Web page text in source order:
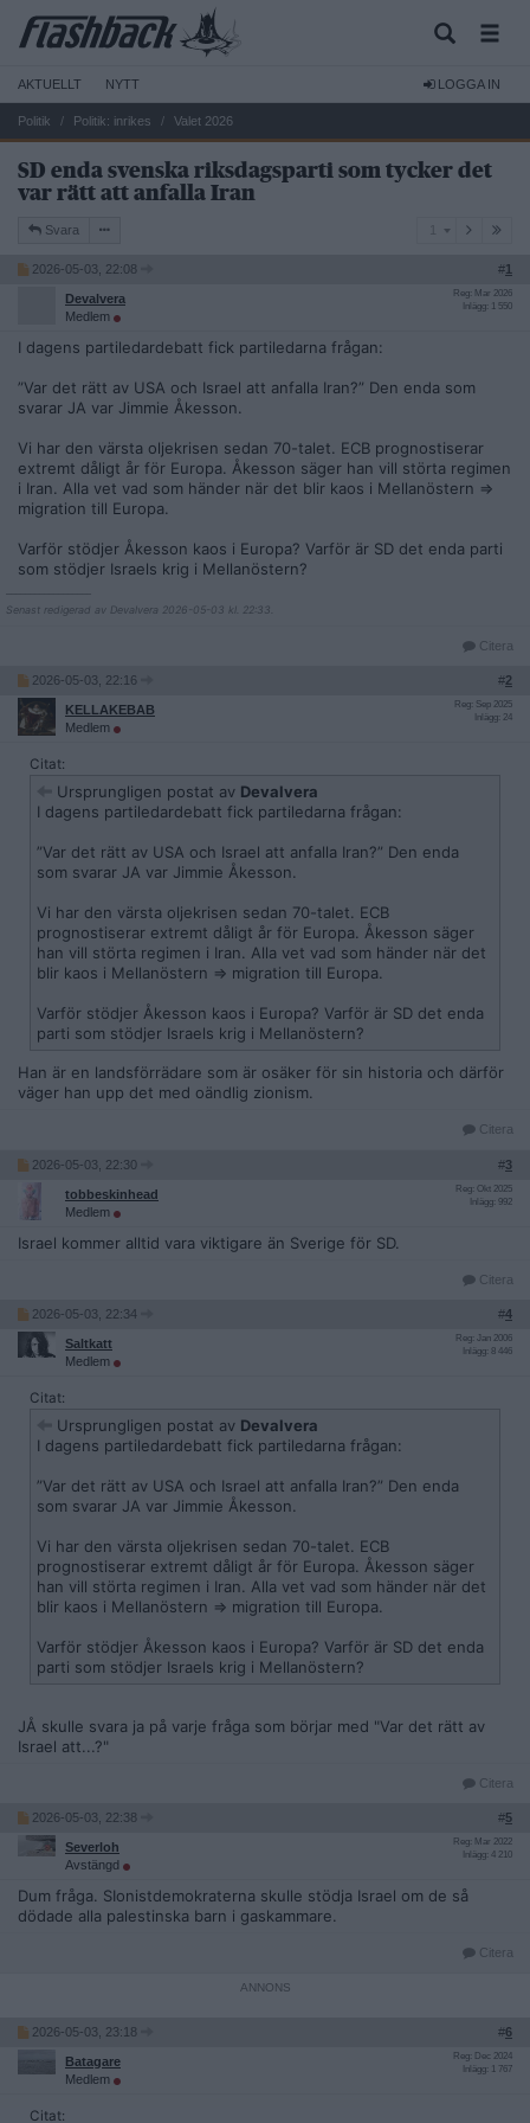
AKTUELLT NYTT LOGGA IN
Politik Politik: inrikes Valet 2026
SD enda svenska riksdagsparti som tycker det
var rätt att anfalla Iran
Svara
2026-05-03, 22:08 #1
Devalvera
Medlem
Reg: Mar 2026
Inlägg: 1 550
I dagens partiledardebatt fick partiledarna frågan:
”Var det rätt av USA och Israel att anfalla Iran?” Den enda som
svarar JA var Jimmie Åkesson.
Vi har den värsta oljekrisen sedan 70-talet. ECB prognostiserar
extremt dåligt år för Europa. Åkesson säger han vill störta regimen
i Iran. Alla vet vad som händer när det blir kaos i Mellanöstern =>
migration till Europa.
Varför stödjer Åkesson kaos i Europa? Varför är SD det enda parti
som stödjer Israels krig i Mellanöstern?
Senast redigerad av Devalvera 2026-05-03 kl. 22:33.
Citera
2026-05-03, 22:16 #2
KELLAKEBAB
Medlem
Reg: Sep 2025
Inlägg: 24
Citat:
Ursprungligen postat av Devalvera
I dagens partiledardebatt fick partiledarna frågan:
”Var det rätt av USA och Israel att anfalla Iran?” Den enda
som svarar JA var Jimmie Åkesson.
Vi har den värsta oljekrisen sedan 70-talet. ECB
prognostiserar extremt dåligt år för Europa. Åkesson säger
han vill störta regimen i Iran. Alla vet vad som händer när det
blir kaos i Mellanöstern => migration till Europa.
Varför stödjer Åkesson kaos i Europa? Varför är SD det enda
parti som stödjer Israels krig i Mellanöstern?
Han är en landsförrädare som är osäker för sin historia och därför
väger han upp det med oändlig zionism.
Citera
2026-05-03, 22:30 #3
tobbeskinhead
Medlem
Reg: Okt 2025
Inlägg: 992
Israel kommer alltid vara viktigare än Sverige för SD.
Citera
2026-05-03, 22:34 #4
Saltkatt
Medlem
Reg: Jan 2006
Inlägg: 8 446
Citat:
Ursprungligen postat av Devalvera
I dagens partiledardebatt fick partiledarna frågan:
”Var det rätt av USA och Israel att anfalla Iran?” Den enda
som svarar JA var Jimmie Åkesson.
Vi har den värsta oljekrisen sedan 70-talet. ECB
prognostiserar extremt dåligt år för Europa. Åkesson säger
han vill störta regimen i Iran. Alla vet vad som händer när det
blir kaos i Mellanöstern => migration till Europa.
Varför stödjer Åkesson kaos i Europa? Varför är SD det enda
parti som stödjer Israels krig i Mellanöstern?
JÅ skulle svara ja på varje fråga som börjar med "Var det rätt av
Israel att...?"
Citera
2026-05-03, 22:38 #5
Severloh
Avstängd
Reg: Mar 2022
Inlägg: 4 210
Dum fråga. SIonistdemokraterna skulle stödja Israel om de så
dödade alla palestinska barn i gaskammare.
Citera
2026-05-03, 23:18 #6
Batagare
Medlem
Reg: Dec 2024
Inlägg: 1 767
Citat: